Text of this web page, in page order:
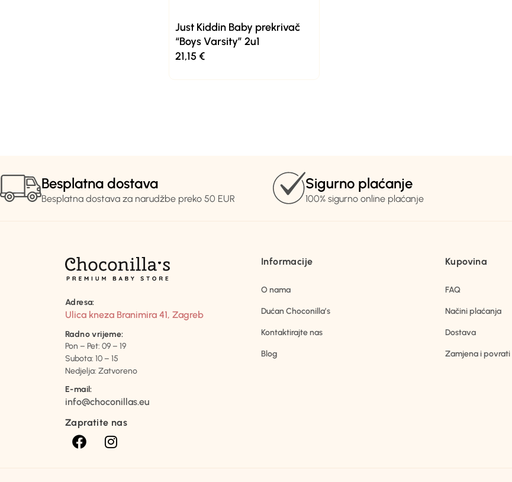
Just Kiddin Baby prekrivač
“Boys Varsity” 2u1
21,15 €
Besplatna dostava
Besplatna dostava za narudžbe preko 50 EUR
Sigurno plaćanje
100% sigurno online plaćanje
Adresa:
Ulica kneza Branimira 41, Zagreb
Radno vrijeme:
Pon – Pet: 09 – 19
Subota: 10 – 15
Nedjelja: Zatvoreno
E-mail:
info@choconillas.eu
Zapratite nas
Informacije
O nama
Dućan Choconilla’s
Kontaktirajte nas
Blog
Kupovina
FAQ
Načini plaćanja
Dostava
Zamjena i povrati